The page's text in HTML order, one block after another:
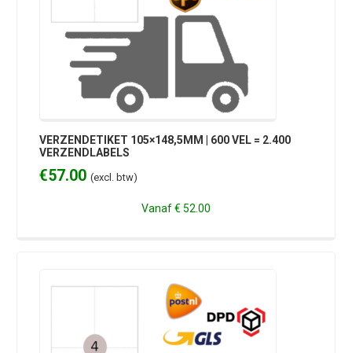
VERZENDETIKET 105×148,5MM | 600 VEL = 2.400
VERZENDLABELS
€57.00 (excl. btw)
Vanaf€ 52.00